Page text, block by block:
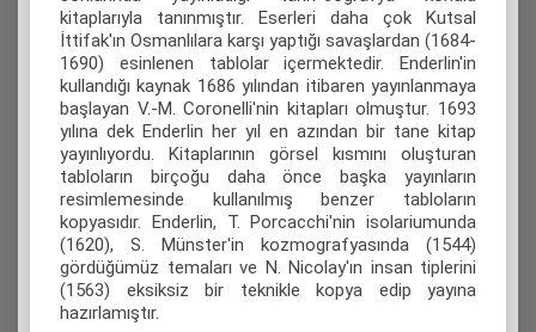
kitaplarıyla tanınmıştır. Eserleri daha çok Kutsal
İttifak'ın Osmanlılara karşı yaptığı savaşlardan (1684-
1690) esinlenen tablolar içermektedir. Enderlin'in
kullandığı kaynak 1686 yılından itibaren yayınlanmaya
başlayan V.-M. Coronelli'nin kitapları olmuştur. 1693
yılına dek Enderlin her yıl en azından bir tane kitap
yayınlıyordu. Kitaplarının görsel kısmını oluşturan
tabloların birçoğu daha önce başka yayınların
resimlemesinde kullanılmış benzer tabloların
kopyasıdır. Enderlin, Τ. Porcacchi'nin isolariumunda
(1620), S. Münster'in kozmografyasında (1544)
gördüğümüz temaları ve N. Nicolay'ın insan tiplerini
(1563) eksiksiz bir teknikle kopya edip yayına
hazırlamıştır.